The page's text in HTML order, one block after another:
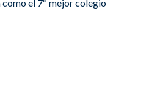
como el 7º mejor colegio